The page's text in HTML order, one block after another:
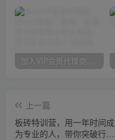
加入VIP会员代理商，享90%的推广提成，免费学习多种网上创业课程，菜鸟秒变大神！
上一篇
板砖特训营，用一年时间成
为专业的人，带你突破行动